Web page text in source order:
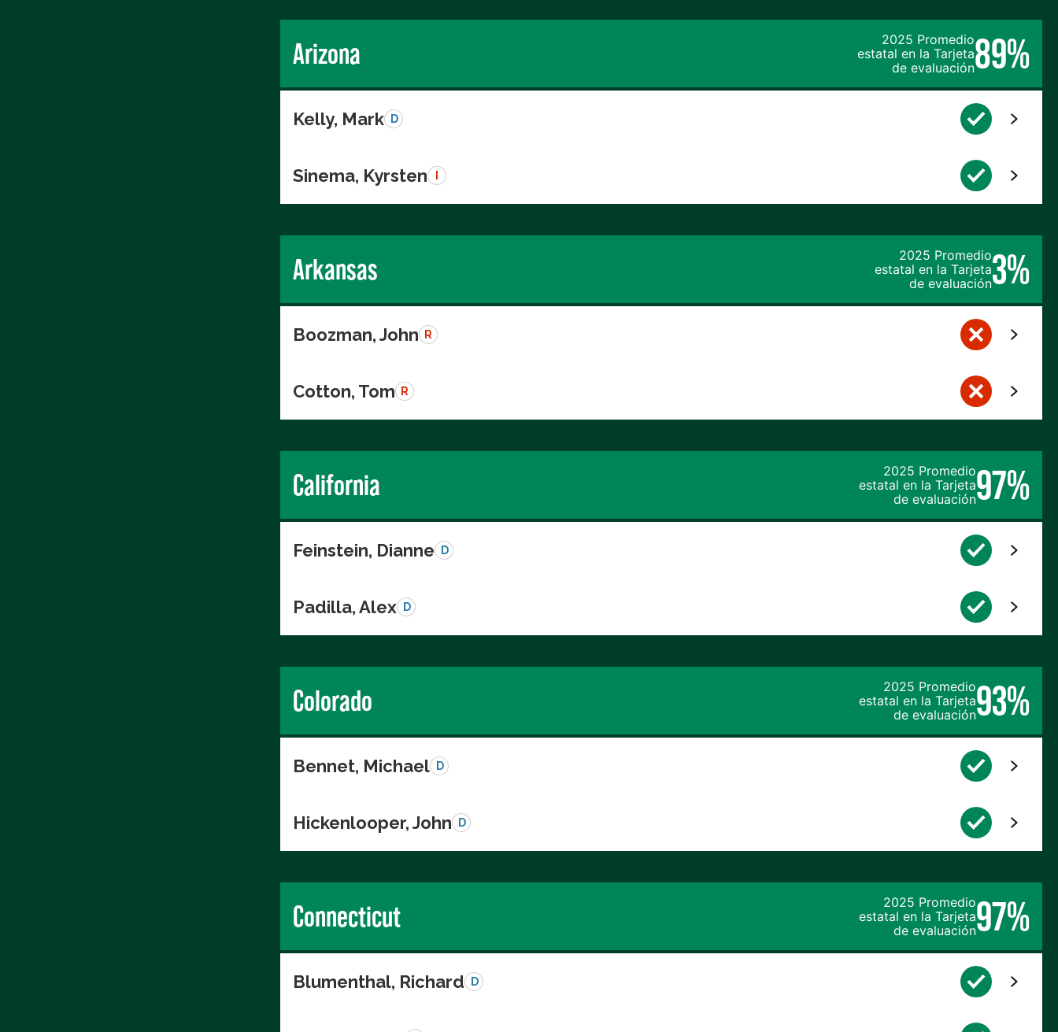
Arizona
2025 Promedio
estatal en la Tarjeta
de evaluación89%
Kelly, Mark D
Sinema, Kyrsten
Arkansas
2025 Promedio
estatal en la Tarjeta
de evaluación3%
Boozman, John R
Cotton, Tom R
California
2025 Promedio
estatal en la Tarjeta
de evaluación97%
Feinstein, Dianne D
Padilla, Alex D
Colorado
2025 Promedio
estatal en la Tarjeta
de evaluación93%
Bennet, Michael D
Hickenlooper, John D
Connecticut
2025 Promedio
estatal en la Tarjeta
de evaluación97%
Blumenthal, Richard D